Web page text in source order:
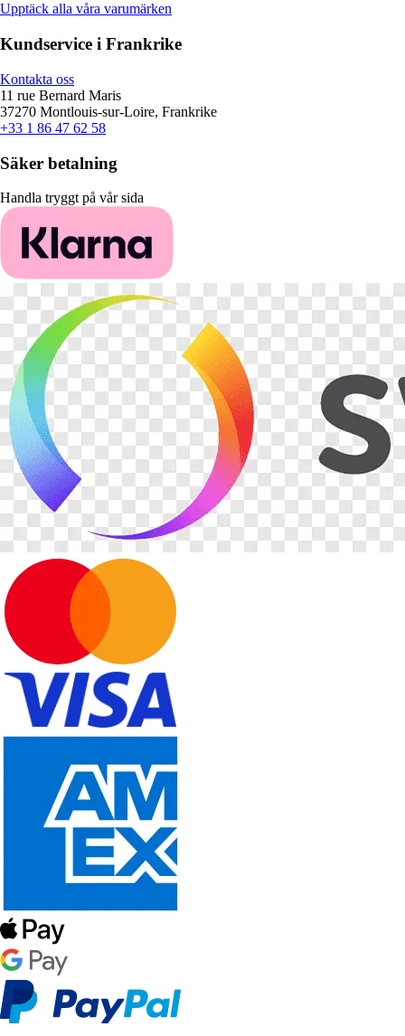
Upptäck alla våra varumärken
Kundservice i Frankrike
Kontakta oss
11 rue Bernard Maris
37270 Montlouis-sur-Loire, Frankrike
+33 1 86 47 62 58
Säker betalning
Handla tryggt på vår sida